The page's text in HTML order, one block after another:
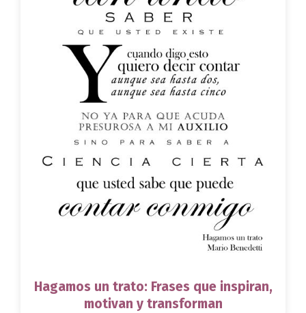
Hagamos un trato: Frases que inspiran,
motivan y transforman